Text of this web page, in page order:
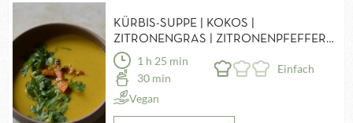
KÜRBIS-SUPPE | KOKOS |
ZITRONENGRAS | ZITRONENPFEFFER
BHUTAN | KAFFIRLIMETTENBLÄTTER
1 h 25 min
30 min
Einfach
Vegan